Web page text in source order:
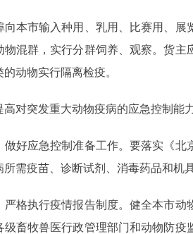
市输入种用、乳用、比赛用、展
物混群，实行分群饲养、观察。货
动物实行隔离检疫。
突发重大动物疫病的应急控制能
应急控制准备工作。要落实《北
所需疫苗、诊断试剂、消毒药品和机
执行疫情报告制度。健全本市动
级畜牧兽医行政管理部门和动物防